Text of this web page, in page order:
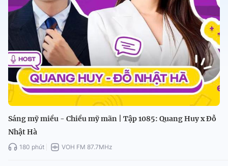
Sáng mỹ miều - Chiều mỹ mãn | Tập 1085: Quang Huy x Đỗ
Nhật Hà
180 phút VOH FM 87.7MHz